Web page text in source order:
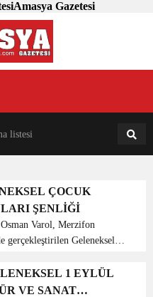
Gazetesi
listesi 18:31
ÇOCUK
ŞENLİĞİ
Varol, Merzifon
gerçekleştirilen Geleneksel
katıldı. Merzifon
Sosyal Hizmet Merkezi
1 EYLÜL
VE SANAT